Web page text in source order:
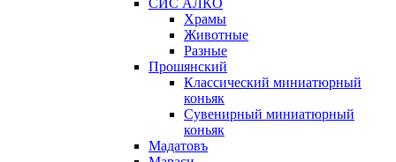
СИС АЛКО
Храмы
Животные
Разные
Прошянский
Классический миниатюрный
коньяк
Сувенирный миниатюрный
коньяк
Мадатовъ